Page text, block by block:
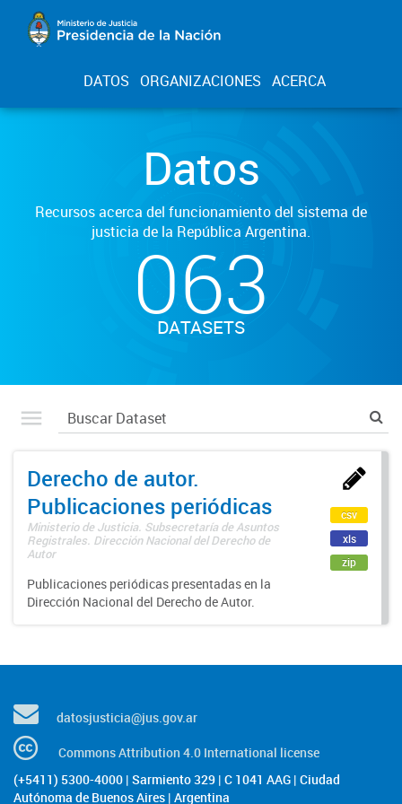
DATOS ORGANIZACIONES ACERCA
Datos
Recursos acerca del funcionamiento del sistema de
justicia de la República Argentina.
063
DATASETS
Derecho de autor.
Publicaciones periódicas
Ministerio de Justicia. Subsecretaría de Asuntos
Registrales. Dirección Nacional del Derecho de
Autor
Publicaciones periódicas presentadas en la
Dirección Nacional del Derecho de Autor.
csv
xls
zip
datosjusticia@jus.gov.ar
Commons Attribution 4.0 International license
(+5411) 5300-4000 | Sarmiento 329 | C 1041 AAG | Ciudad
Autónoma de Buenos Aires | Argentina